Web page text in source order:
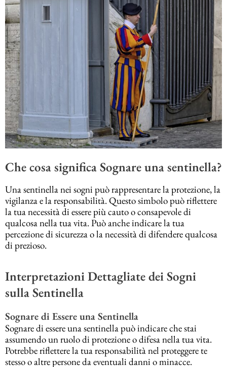
Che cosa significa Sognare una sentinella?
Una sentinella nei sogni può rappresentare la protezione, la
vigilanza e la responsabilità. Questo simbolo può riflettere
la tua necessità di essere più cauto o consapevole di
qualcosa nella tua vita. Può anche indicare la tua
percezione di sicurezza o la necessità di difendere qualcosa
di prezioso.
Interpretazioni Dettagliate dei Sogni
sulla Sentinella
Sognare di Essere una Sentinella
Sognare di essere una sentinella può indicare che stai
assumendo un ruolo di protezione o difesa nella tua vita.
Potrebbe riflettere la tua responsabilità nel proteggere te
stesso o altre persone da eventuali danni o minacce.